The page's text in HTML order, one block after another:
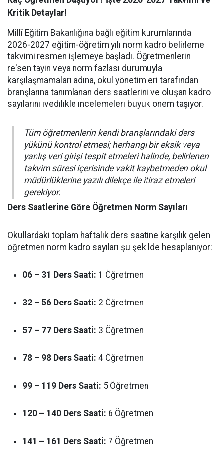
Kritik Detaylar!
Millî Eğitim Bakanlığına bağlı eğitim kurumlarında
2026-2027 eğitim-öğretim yılı norm kadro belirleme
takvimi resmen işlemeye başladı. Öğretmenlerin
re'sen tayin veya norm fazlası durumuyla
karşılaşmamaları adına, okul yönetimleri tarafından
branşlarına tanımlanan ders saatlerini ve oluşan kadro
sayılarını ivedilikle incelemeleri büyük önem taşıyor.
Tüm öğretmenlerin kendi branşlarındaki ders
yükünü kontrol etmesi; herhangi bir eksik veya
yanlış veri girişi tespit etmeleri halinde, belirlenen
takvim süresi içerisinde vakit kaybetmeden okul
müdürlüklerine yazılı dilekçe ile itiraz etmeleri
gerekiyor.
Ders Saatlerine Göre Öğretmen Norm Sayıları
Okullardaki toplam haftalık ders saatine karşılık gelen
öğretmen norm kadro sayıları şu şekilde hesaplanıyor:
06 – 31 Ders Saati: 1 Öğretmen
32 – 56 Ders Saati: 2 Öğretmen
57 – 77 Ders Saati: 3 Öğretmen
78 – 98 Ders Saati: 4 Öğretmen
99 – 119 Ders Saati: 5 Öğretmen
120 – 140 Ders Saati: 6 Öğretmen
141 – 161 Ders Saati: 7 Öğretmen